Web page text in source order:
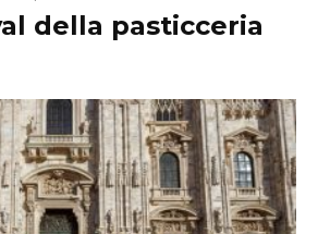
della pasticceria